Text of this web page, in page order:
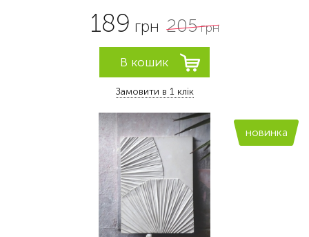
189 грн 205грн
Замовити в 1 клік
новинка